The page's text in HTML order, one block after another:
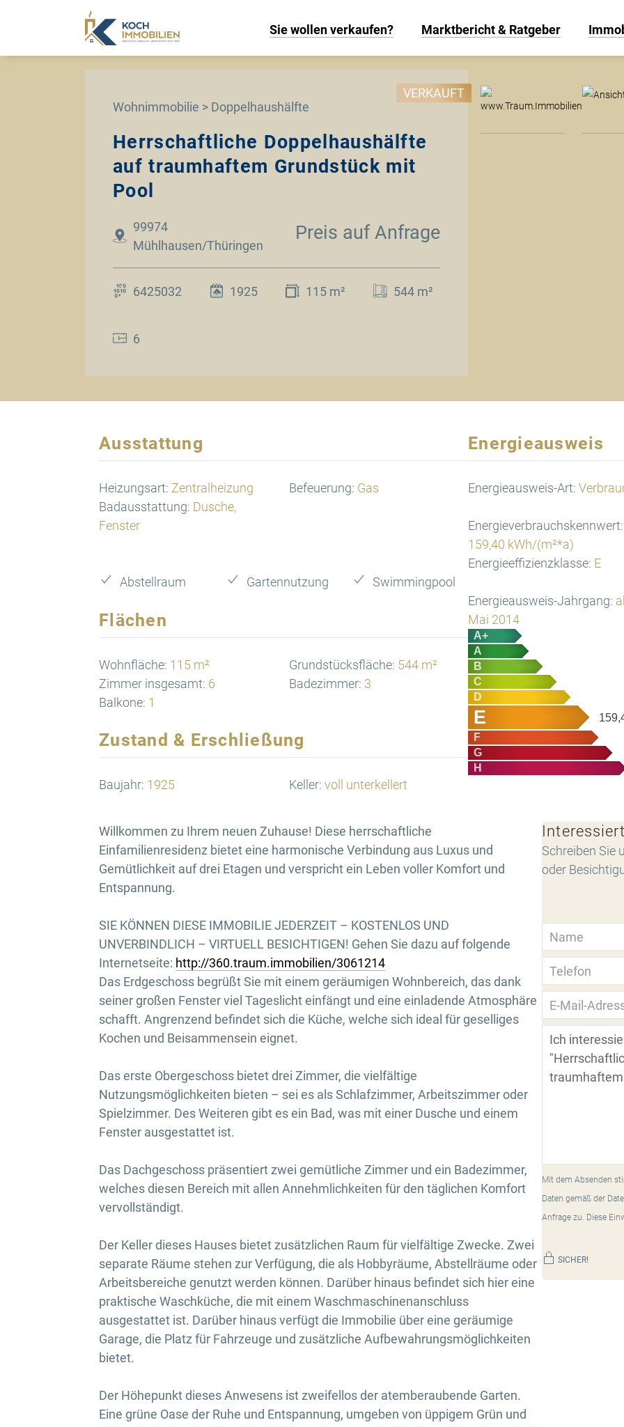
Sie wollen verkaufen? Marktbericht & Ratgeber
Wohnimmobilie > Doppelhaushälfte
VERKAUFT
Herrschaftliche Doppelhaushälfte
auf traumhaftem Grundstück mit
Pool
99974
Mühlhausen/Thüringen
Preis auf Anfrage
6425032 1925 115 m² 544 m²
6
Ausstattung
Heizungsart: Zentralheizung Befeuerung: Gas
Badausstattung: Dusche,
Fenster
Abstellraum Gartennutzung Swimmingpool
Flächen
Wohnfläche: 115 m² Grundstücksfläche: 544 m²
Zimmer insgesamt: 6 Badezimmer: 3
Balkone: 1
Zustand & Erschließung
Baujahr: 1925 Keller: voll unterkellert
Energieausweis
Energieausweis-Art:
Energieverbrauchskennwert:
159,40 kWh/(m²*a)
Energieeffizienzklasse: E
Energieausweis-Jahrgang:
Mai 2014
A+
A
B
C
D
E
F
G
H
Willkommen zu Ihrem neuen Zuhause! Diese herrschaftliche
Einfamilienresidenz bietet eine harmonische Verbindung aus Luxus und
Gemütlichkeit auf drei Etagen und verspricht ein Leben voller Komfort und
Entspannung.
SIE KÖNNEN DIESE IMMOBILIE JEDERZEIT – KOSTENLOS UND
UNVERBINDLICH – VIRTUELL BESICHTIGEN! Gehen Sie dazu auf folgende
Internetseite: http://360.traum.immobilien/3061214
Das Erdgeschoss begrüßt Sie mit einem geräumigen Wohnbereich, das dank
seiner großen Fenster viel Tageslicht einfängt und eine einladende Atmosphäre
schafft. Angrenzend befindet sich die Küche, welche sich ideal für geselliges
Kochen und Beisammensein eignet.
Das erste Obergeschoss bietet drei Zimmer, die vielfältige
Nutzungsmöglichkeiten bieten – sei es als Schlafzimmer, Arbeitszimmer oder
Spielzimmer. Des Weiteren gibt es ein Bad, was mit einer Dusche und einem
Fenster ausgestattet ist.
Das Dachgeschoss präsentiert zwei gemütliche Zimmer und ein Badezimmer,
welches diesen Bereich mit allen Annehmlichkeiten für den täglichen Komfort
vervollständigt.
Der Keller dieses Hauses bietet zusätzlichen Raum für vielfältige Zwecke. Zwei
separate Räume stehen zur Verfügung, die als Hobbyräume, Abstellräume oder
Arbeitsbereiche genutzt werden können. Darüber hinaus befindet sich hier eine
praktische Waschküche, die mit einem Waschmaschinenanschluss
ausgestattet ist. Darüber hinaus verfügt die Immobilie über eine geräumige
Garage, die Platz für Fahrzeuge und zusätzliche Aufbewahrungsmöglichkeiten
bietet.
Der Höhepunkt dieses Anwesens ist zweifellos der atemberaubende Garten.
Eine grüne Oase der Ruhe und Entspannung, umgeben von üppigem Grün und
Schreiben Sie
oder
Mit dem Absenden
Daten gemäß der
Anfrage zu. Diese
SICHER!